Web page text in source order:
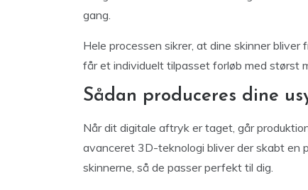
gang.
Hele processen sikrer, at dine skinner
får et individuelt tilpasset forløb med størst
Sådan produceres dine
Når dit digitale aftryk er taget, går
avanceret 3D-teknologi bliver der skabt en
skinnerne, så de passer perfekt til dig.